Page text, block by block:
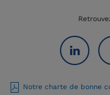
Notre charte de bonne